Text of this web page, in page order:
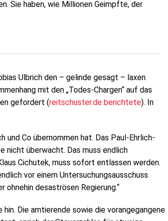
Sie haben, wie Millionen Geimpfte, der
Ulbrich den – gelinde gesagt – laxen
mit den „Todes-Chargen“ auf das
gefordert (reitschuster.de berichtete). In
und Co übernommen hat. Das Paul-Ehrlich-
überwacht. Das muss endlich
Cichutek, muss sofort entlassen werden.
vor einem Untersuchungsausschuss
desaströsen Regierung.“
Die amtierende sowie die vorangegangene